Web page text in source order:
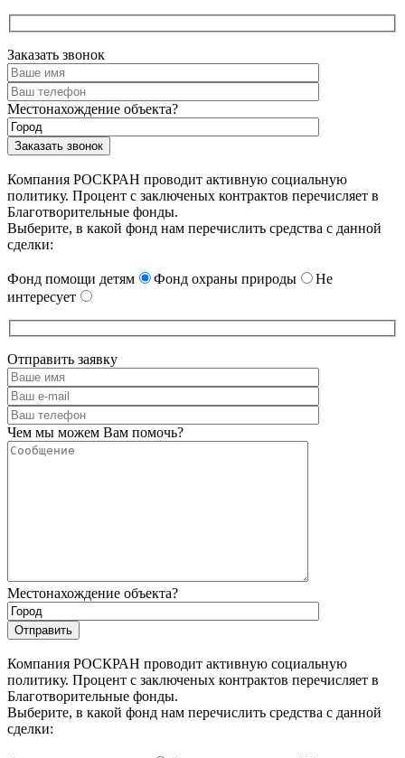
Заказать звонок
Местонахождение объекта?
Компания РОСКРАН проводит активную социальную
политику. Процент с заключеных контрактов перечисляет в
Благотворительные фонды.
Выберите, в какой фонд нам перечислить средства с данной
сделки:
Фонд помощи детям Фонд охраны природы
Не
интересует
Отправить заявку
Чем мы можем Вам помочь?
Местонахождение объекта?
Компания РОСКРАН проводит активную социальную
политику. Процент с заключеных контрактов перечисляет в
Благотворительные фонды.
Выберите, в какой фонд нам перечислить средства с данной
сделки: